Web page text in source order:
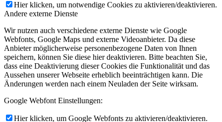
Hier klicken, um notwendige Cookies zu aktivieren/deaktivieren.
Andere externe Dienste
Wir nutzen auch verschiedene externe Dienste wie Google
Webfonts, Google Maps und externe Videoanbieter. Da diese
Anbieter möglicherweise personenbezogene Daten von Ihnen
speichern, können Sie diese hier deaktivieren. Bitte beachten Sie,
dass eine Deaktivierung dieser Cookies die Funktionalität und das
Aussehen unserer Webseite erheblich beeinträchtigen kann. Die
Änderungen werden nach einem Neuladen der Seite wirksam.
Google Webfont Einstellungen:
Hier klicken, um Google Webfonts zu aktivieren/deaktivieren.